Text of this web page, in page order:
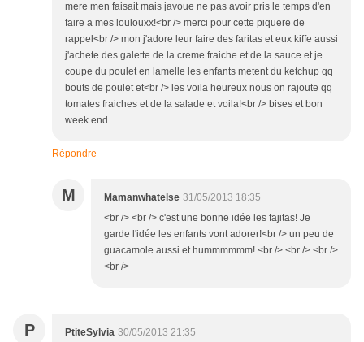
mere men faisait mais javoue ne pas avoir pris le temps d'en
faire a mes loulouxx!<br /> merci pour cette piquere de
rappel<br /> mon j'adore leur faire des faritas et eux kiffe aussi
j'achete des galette de la creme fraiche et de la sauce et je
coupe du poulet en lamelle les enfants metent du ketchup qq
bouts de poulet et<br /> les voila heureux nous on rajoute qq
tomates fraiches et de la salade et voila!<br /> bises et bon
week end
Répondre
M Mamanwhatelse 31/05/2013 18:35
<br /> <br /> c'est une bonne idée les fajitas! Je
garde l'idée les enfants vont adorer!<br /> un peu de
guacamole aussi et hummmmmm! <br /> <br /> <br />
<br />
P PtiteSylvia 30/05/2013 21:35